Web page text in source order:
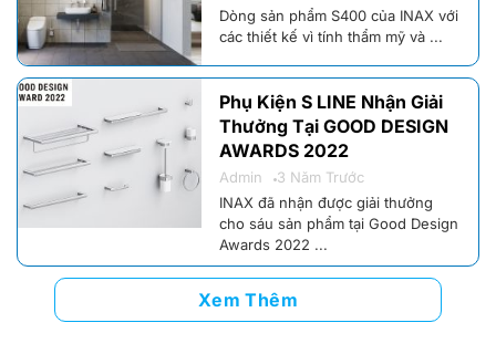
Dòng sản phẩm S400 của INAX với
các thiết kế vì tính thẩm mỹ và ...
Phụ Kiện S LINE Nhận Giải
Thưởng Tại GOOD DESIGN
AWARDS 2022
Admin
3 Năm Trước
INAX đã nhận được giải thưởng
cho sáu sản phẩm tại Good Design
Awards 2022 ...
Xem Thêm